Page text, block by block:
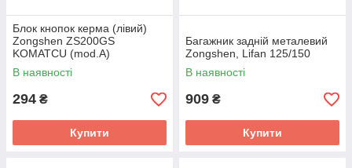
Блок кнопок керма (лівий)
Zongshen ZS200GS
KOMATCU (mod.A)
В наявності
294 ₴
Купити
Багажник задній металевий
Zongshen, Lifan 125/150
В наявності
909 ₴
Купити